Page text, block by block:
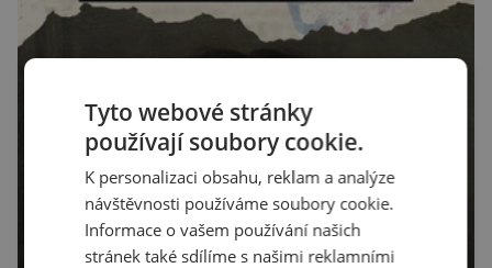
Tyto webové stránky
používají soubory cookie.
K personalizaci obsahu, reklam a analýze
návštěvnosti používáme soubory cookie.
Informace o vašem používání našich
stránek také sdílíme s našimi reklamními